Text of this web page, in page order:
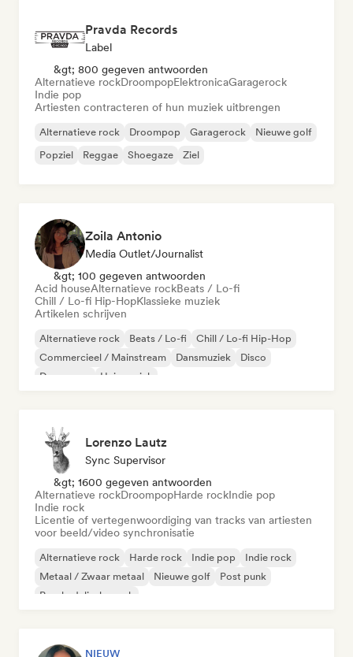
Pravda Records
Label
&gt; 800 gegeven antwoorden
Alternatieve rockDroompopElektronicaGaragerock
Indie pop
Artiesten contracteren of hun muziek uitbrengen
Alternatieve rock Droompop Garagerock
Nieuwe golf
Popziel
Reggae Shoegaze Ziel
Zoila Antonio
Media Outlet/Journalist
&gt; 100 gegeven antwoorden
Acid houseAlternatieve rockBeats / Lo-fi
Chill / Lo-fi Hip-HopKlassieke muziek
Artikelen schrijven
Alternatieve rock Beats / Lo-fi
Chill / Lo-fi Hip-Hop
Commercieel / Mainstream
Dansmuziek
Disco
Droompop
Huismuziek
Lorenzo Lautz
Sync Supervisor
&gt; 1600 gegeven antwoorden
Alternatieve rockDroompopHarde rockIndie pop
Indie rock
Licentie of vertegenwoordiging van tracks van artiesten
voor beeld/video synchronisatie
Alternatieve rock Harde rock Indie pop
Indie rock
Metaal / Zwaar metaal
Nieuwe golf
Post punk
Psychedelische rock
NIEUW